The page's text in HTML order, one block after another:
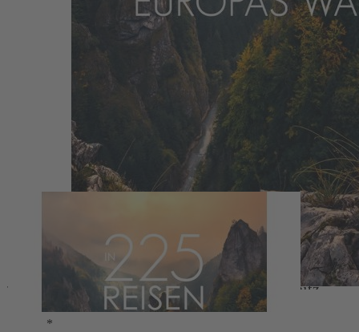
In 225 Reisen durch Europas Wälder
Jörg Berghoff, Silke Martin, Lisa Bahnmüller,
Stefan Hefele, Julia Schattauer, Hartmut Krinitz,
Martin Schmidt, Re Heue
*